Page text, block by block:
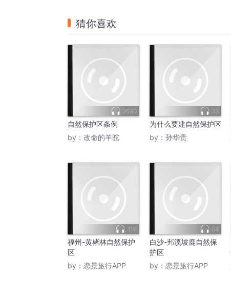
猜你喜欢
2680
自然保护区条例
by： 改命的羊驼
33
为什么要建自然保护区
by： 孙华贵
416
福州-黄楮林自然保护
区
by： 恋景旅行APP
84
白沙-邦溪坡鹿自然保
护区
by： 恋景旅行APP